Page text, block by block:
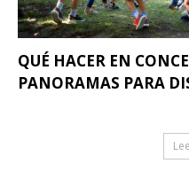
QUÉ HACER EN
PANORAMAS PARA